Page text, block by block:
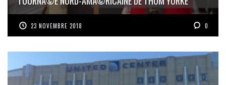
23 NOVEMBRE 2018 0